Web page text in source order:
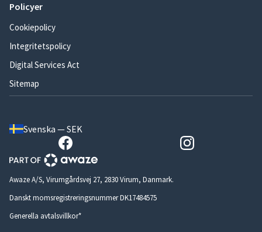
Policyer
Cookiepolicy
Integritetspolicy
Digital Services Act
Sitemap
Svenska — SEK
Awaze A/S, Virumgårdsvej 27, 2830 Virum, Danmark.
Danskt momsregistreringsnummer DK17484575
Generella avtalsvillkor*